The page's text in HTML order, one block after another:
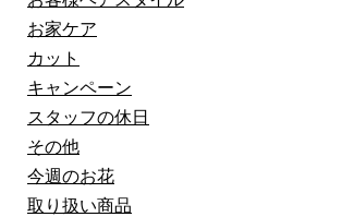
お家ケア
カット
キャンペーン
スタッフの休日
その他
今週のお花
取り扱い商品